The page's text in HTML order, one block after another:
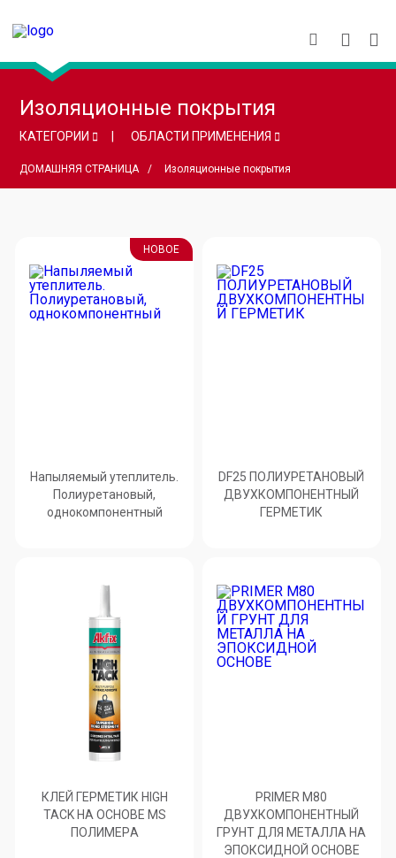
Изоляционные покрытия
КАТЕГОРИИ ОБЛАСТИ ПРИМЕНЕНИЯ
ДОМАШНЯЯ СТРАНИЦА Изоляционные покрытия
НОВОЕ
Напыляемый утеплитель.
Полиуретановый,
однокомпонентный
DF25 ПОЛИУРЕТАНОВЫЙ
ДВУХКОМПОНЕНТНЫЙ
ГЕРМЕТИК
КЛЕЙ ГЕРМЕТИК HIGH
TACK НА ОСНОВЕ MS
ПОЛИМЕРA
PRIMER М80
ДВУХКОМПОНЕНТНЫЙ
ГРУНТ ДЛЯ МЕТАЛЛА НА
ЭПОКСИДНОЙ ОСНОВЕ